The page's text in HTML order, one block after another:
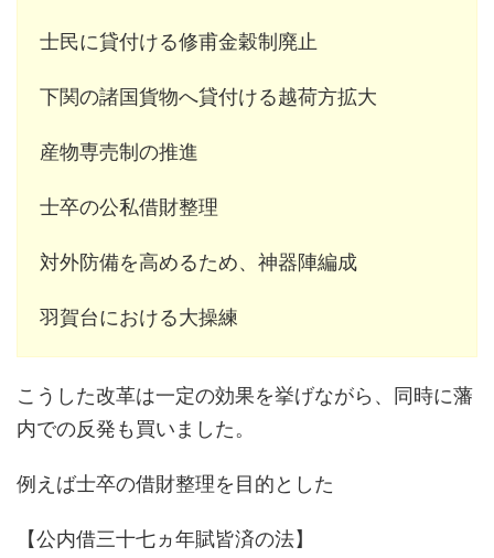
士民に貸付ける修甫金穀制廃止
下関の諸国貨物へ貸付ける越荷方拡大
産物専売制の推進
士卒の公私借財整理
対外防備を高めるため、神器陣編成
羽賀台における大操練
こうした改革は一定の効果を挙げながら、同時に藩
内での反発も買いました。
例えば士卒の借財整理を目的とした
【公内借三十七ヵ年賦皆済の法】